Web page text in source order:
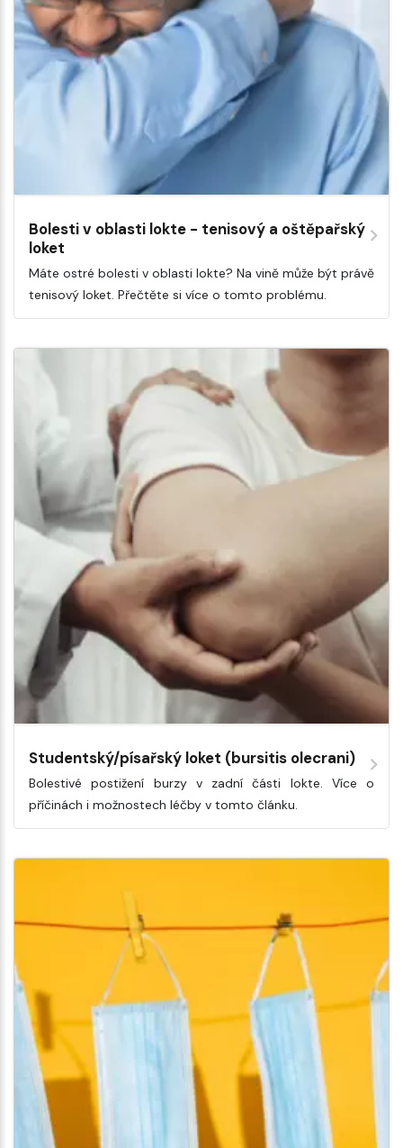
Bolesti v oblasti lokte - tenisový a oštěpařský
loket
Máte ostré bolesti v oblasti lokte? Na vině může být právě
tenisový loket. Přečtěte si více o tomto problému.
Studentský/písařský loket (bursitis olecrani)
Bolestivé postižení burzy v zadní části lokte. Více o
příčinách i možnostech léčby v tomto článku.